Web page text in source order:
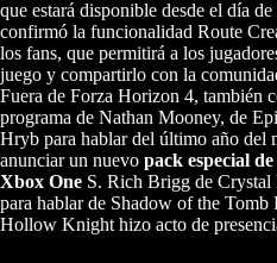
que estará disponible desde el día
confirmó la funcionalidad Route
los fans, que permitirá a los
juego y compartirlo con la
Fuera de Forza Horizon 4, también
programa de Nathan Mooney, de
Hryb para hablar del último año del
anunciar un nuevo pack especial
Xbox One S. Rich Brigg de Crystal
para hablar de Shadow of the
Hollow Knight hizo acto de